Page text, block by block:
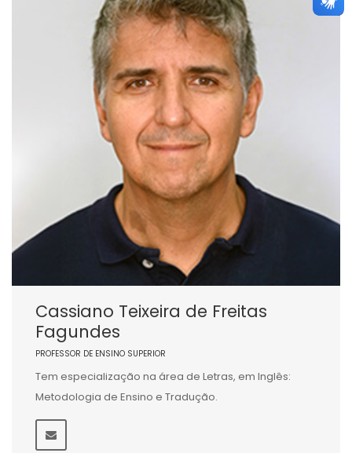
Cassiano Teixeira de Freitas
Fagundes
PROFESSOR DE ENSINO SUPERIOR
Tem especialização na área de Letras, em Inglês:
Metodologia de Ensino e Tradução.